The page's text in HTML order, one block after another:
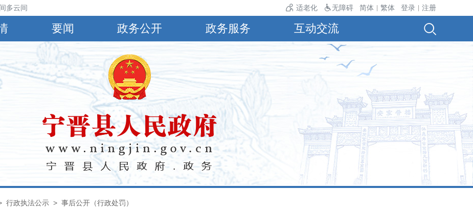
云间阴，有小到中雨，偏南风4～5级，阵风6～8级，最高气温30℃，最低气温24℃。 适老化 无障碍 简体 繁体 登录 注册
要闻 政务公开 政务服务 互动交流
行政执法公示 > 事后公开（行政处罚）